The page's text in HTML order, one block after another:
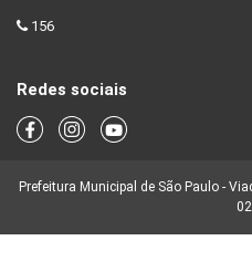
156
Redes sociais
Prefeitura Municipal de São Paulo -